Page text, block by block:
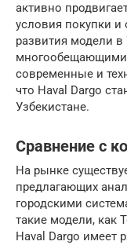
активно
условия покупки
развития модели в
современные и
что Haval Dargo
Узбекистане.
Сравнение с
На рынке
предлагающих
городскими
такие модели, как
Haval Dargo имеет